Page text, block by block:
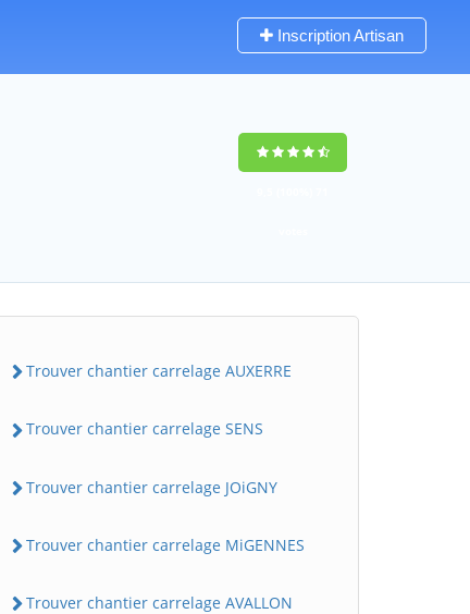
Inscription Artisan
Trouver chantier carrelage AUXERRE
Trouver chantier carrelage SENS
Trouver chantier carrelage JOiGNY
Trouver chantier carrelage MiGENNES
Trouver chantier carrelage AVALLON